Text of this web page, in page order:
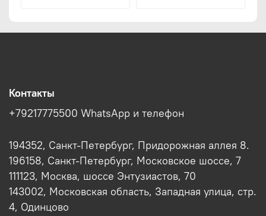
Контакты
+79217775500 WhatsApp и телефон
194352, Санкт-Петербург, Придорожная аллея 8.
196158, Санкт-Петербург, Московское шоссе, 7
111123, Москва, шоссе Энтузиастов, 70
143002, Московская область, Западная улица, стр.
4, Одинцово